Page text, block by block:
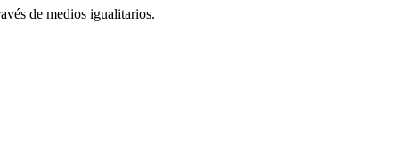
de medios igualitarios.